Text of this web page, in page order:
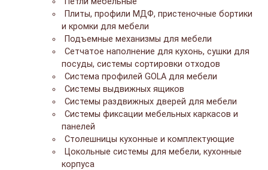
Плиты, профили МДФ, пристеночные бортики
и кромки для мебели
Подъемные механизмы для мебели
Сетчатое наполнение для кухонь, сушки для
посуды, системы сортировки отходов
Система профилей GOLA для мебели
Системы выдвижных ящиков
Системы раздвижных дверей для мебели
Системы фиксации мебельных каркасов и
панелей
Столешницы кухонные и комплектующие
Цокольные системы для мебели, кухонные
корпуса